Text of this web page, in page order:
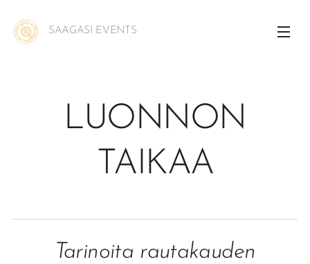
SAAGASI EVENTS
LUONNON
TAIKAA
Tarinoita rautakauden